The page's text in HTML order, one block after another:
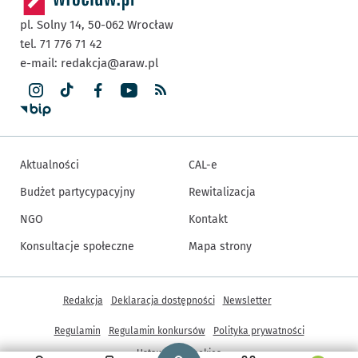
Strona główna - wroclaw.pl
pl. Solny 14, 50-062 Wrocław
tel. 71 776 71 42
e-mail: redakcja@araw.pl
Aktualności
Budżet partycypacyjny
NGO
Konsultacje społeczne
CAL-e
Rewitalizacja
Kontakt
Mapa strony
Inne informacje
Redakcja Deklaracja dostępności Newsletter
Regulamin Regulamin konkursów
Polityka prywatności
Ustawienia cookies